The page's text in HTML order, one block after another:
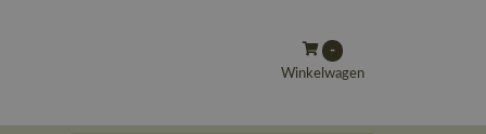
-
Winkelwagen